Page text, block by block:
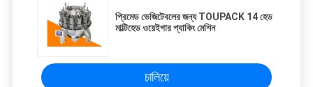
প্রিমেড ভেজিটেবলের জন্য TOUPACK 14 হেড
মাল্টিহেড ওয়েইগার প্যাকিং মেশিন
চালিয়ে